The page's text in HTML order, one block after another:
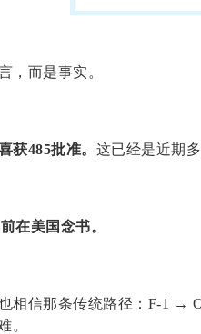
，而是事实。
获485批准。 这已经是近期
在美国念书。
相信那条传统路径：F-1 →
。